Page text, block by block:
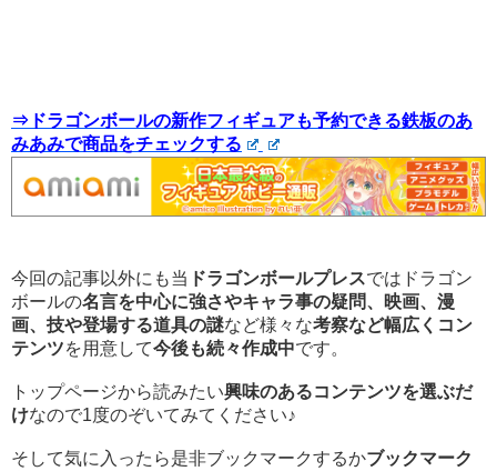
⇒ドラゴンボールの新作フィギュアも予約できる鉄板のあ
みあみで商品をチェックする
今回の記事以外にも当 ドラゴンボールプレスではドラゴン
ボールの名言を中心に強さやキャラ事の疑問、映画、漫
画、技や登場する道具の謎など様々な考察など幅広くコン
テンツを用意して今後も続々作成中です。
トップページから読みたい興味のあるコンテンツを選ぶだ
けなので1度のぞいてみてください♪
そして気に入ったら是非ブックマークするかブックマーク